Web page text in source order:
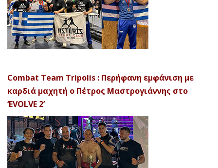
Combat Team Tripolis : Περήφανη εμφάνιση με
καρδιά μαχητή ο Πέτρος Μαστρογιάννης στο
‘EVOLVE 2’